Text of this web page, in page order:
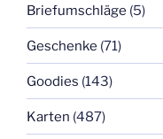
Briefumschläge (5)
Geschenke (71)
Goodies (143)
Karten (487)